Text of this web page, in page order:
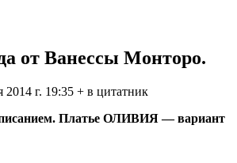
от Ванессы Монторо.
г. 19:35 + в цитатник
Платье ОЛИВИЯ — вариант